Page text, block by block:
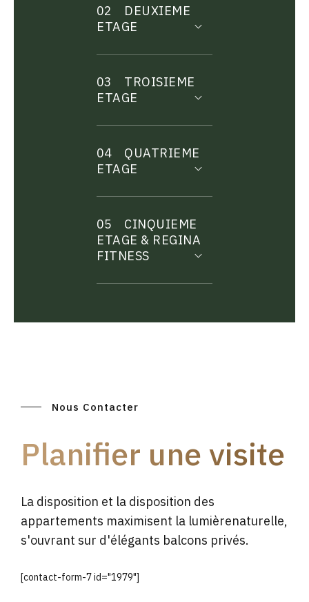
02
DEUXIEME
ETAGE
03
TROISIEME
ETAGE
04
QUATRIEME
ETAGE
05
CINQUIEME
ETAGE & REGINA
FITNESS
Nous Contacter
Planifier une visite
La disposition et la disposition des
appartements maximisent la lumièrenaturelle,
s'ouvrant sur d'élégants balcons privés.
[contact-form-7 id="1979"]